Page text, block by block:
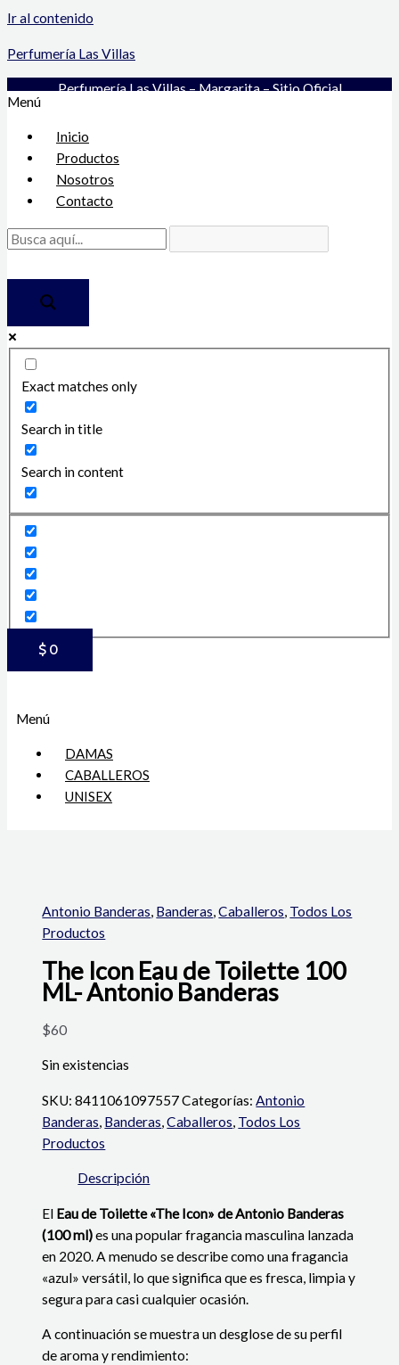
Ir al contenido
Perfumería Las Villas
Perfumería Las Villas – Margarita – Sitio Oficial
Menú
Inicio
Productos
Nosotros
Contacto
Exact matches only
Search in title
Search in content
$ 0
Menú
DAMAS
CABALLEROS
UNISEX
Antonio Banderas, Banderas,Caballeros, Todos Los
Productos
The Icon Eau de Toilette 100
ML- Antonio Banderas
$60
Sin existencias
SKU:8411061097557Categorías:Antonio
Banderas, Banderas,Caballeros, Todos Los
Productos
Descripción
El Eau de Toilette «The Icon» de Antonio Banderas
(100 ml)es una popular fragancia masculina lanzada
en 2020.A menudo se describe como una fragancia
«azul» versátil, lo que significa que es fresca, limpia y
segura para casi cualquier ocasión.
A continuación se muestra un desglose de su perfil
de aroma y rendimiento: